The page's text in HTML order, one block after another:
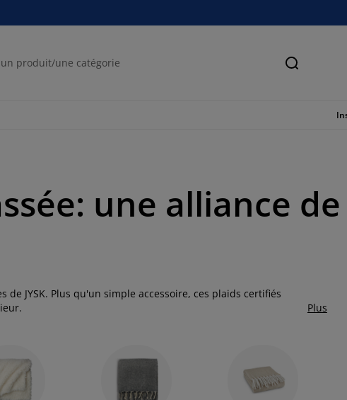
Chercher
une alliance
JYSK. Plus qu'un simple accessoire, ces plaids certifiés
Plus